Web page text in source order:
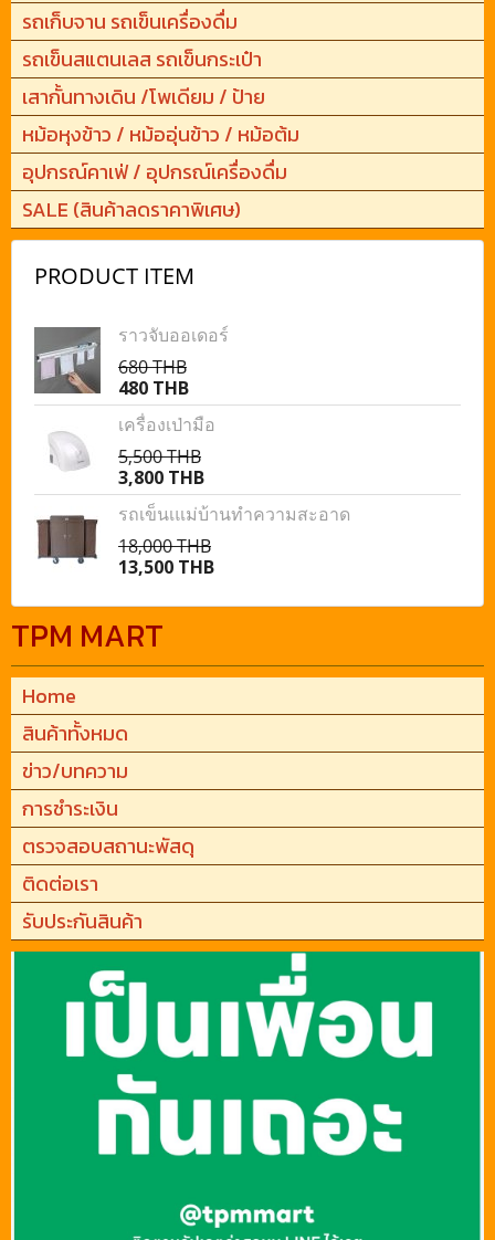
รถเก็บจาน รถเข็นเครื่องดื่ม
รถเข็นสแตนเลส รถเข็นกระเป๋า
เสากั้นทางเดิน /โพเดียม / ป้าย
หม้อหุงข้าว / หม้ออุ่นข้าว / หม้อต้ม
อุปกรณ์คาเฟ่ / อุปกรณ์เครื่องดื่ม
SALE (สินค้าลดราคาพิเศษ)
PRODUCT ITEM
ราวจับออเดอร์
680 THB
480 THB
เครื่องเป่ามือ
5,500 THB
3,800 THB
รถเข็นเแม่บ้านทำความสะอาด
18,000 THB
13,500 THB
TPM MART
Home
สินค้าทั้งหมด
ข่าว/บทความ
การชำระเงิน
ตรวจสอบสถานะพัสดุ
ติดต่อเรา
รับประกันสินค้า